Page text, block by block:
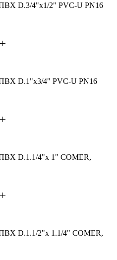
ПВХ D.3/4"x1/2" PVC-U PN16
ПВХ D.1"x3/4" PVC-U PN16
ПВХ D.1.1/4"x 1" COMER,
ПВХ D.1.1/2"x 1.1/4" COMER,